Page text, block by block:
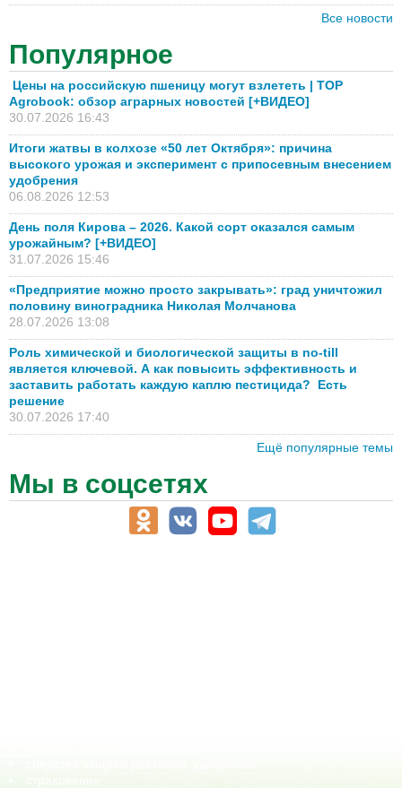
Все новости
Популярное
Цены на российскую пшеницу могут взлететь | TOP
Agrobook: обзор аграрных новостей [+ВИДЕО]
30.07.2026 16:43
Итоги жатвы в колхозе «50 лет Октября»: причина
высокого урожая и эксперимент с припосевным внесением
удобрения
06.08.2026 12:53
День поля Кирова – 2026. Какой сорт оказался самым
урожайным? [+ВИДЕО]
31.07.2026 15:46
«Предприятие можно просто закрывать»: град уничтожил
половину виноградника Николая Молчанова
28.07.2026 13:08
Роль химической и биологической защиты в no-till
является ключевой. А как повысить эффективность и
заставить работать каждую каплю пестицида? Есть
решение
30.07.2026 17:40
Ещё популярные темы
Мы в соцсетях